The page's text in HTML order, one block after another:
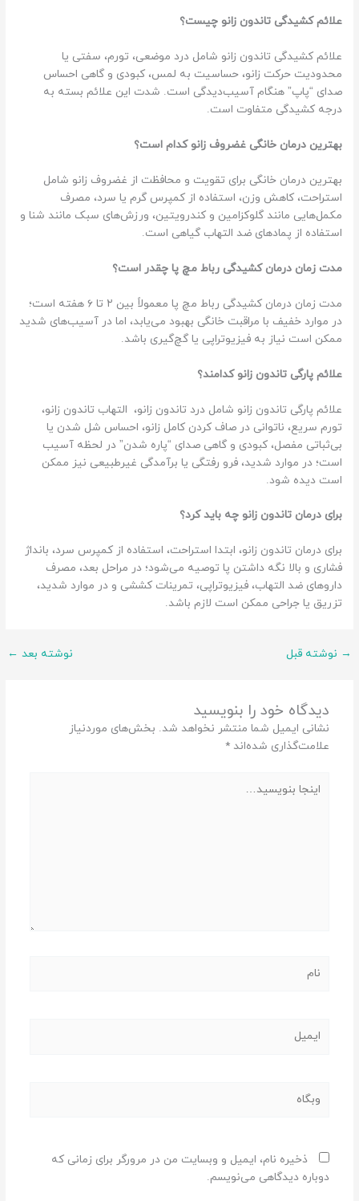
علائم کشیدگی تاندون زانو چیست؟
علائم کشیدگی تاندون زانو شامل درد موضعی، تورم، سفتی یا
محدودیت حرکت زانو، حساسیت به لمس، کبودی و گاهی احساس
صدای “پاپ” هنگام آسیب‌دیدگی است. شدت این علائم بسته به
درجه کشیدگی متفاوت است.
بهترین درمان خانگی غضروف زانو کدام است؟
بهترین درمان خانگی برای تقویت و محافظت از غضروف زانو شامل
استراحت، کاهش وزن، استفاده از کمپرس گرم یا سرد، مصرف
مکمل‌هایی مانند گلوکزامین و کندرویتین، ورزش‌های سبک مانند شنا و
استفاده از پمادهای ضد التهاب گیاهی است.
مدت زمان درمان کشیدگی رباط مچ پا چقدر است؟
مدت زمان درمان کشیدگی رباط مچ پا معمولاً بین ۲ تا ۶ هفته است؛
در موارد خفیف با مراقبت خانگی بهبود می‌یابد، اما در آسیب‌های شدید
ممکن است نیاز به فیزیوتراپی یا گچ‌گیری باشد.
علائم پارگی تاندون زانو کدامند؟
علائم پارگی تاندون زانو شامل درد تاندون زانو، التهاب تاندون زانو،
تورم سریع، ناتوانی در صاف کردن کامل زانو، احساس شل شدن یا
بی‌ثباتی مفصل، کبودی و گاهی صدای “پاره شدن” در لحظه آسیب
است؛ در موارد شدید، فرو رفتگی یا برآمدگی غیرطبیعی نیز ممکن
است دیده شود.
برای درمان تاندون زانو چه باید کرد؟
برای درمان تاندون زانو، ابتدا استراحت، استفاده از کمپرس سرد، بانداژ
فشاری و بالا نگه داشتن پا توصیه می‌شود؛ در مراحل بعد، مصرف
داروهای ضد التهاب، فیزیوتراپی، تمرینات کششی و در موارد شدید،
تزریق یا جراحی ممکن است لازم باشد.
→ نوشته قبل نوشته بعد ←
دیدگاه‌ خود را بنویسید
نشانی ایمیل شما منتشر نخواهد شد. بخش‌های موردنیاز
علامت‌گذاری شده‌اند *
بنویسید…
ذخیره نام، ایمیل و وبسایت من در مرورگر برای زمانی که
دوباره دیدگاهی می‌نویسم.